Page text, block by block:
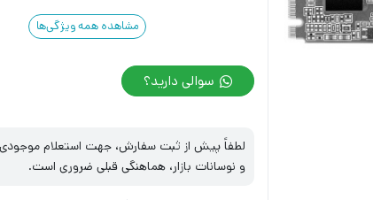
مشاهده همه ویژگی‌ها
سوالی دارید؟
لطفاً پیش از ثبت سفارش، جهت استعلام موجودی
و نوسانات بازار، هماهنگی قبلی ضروری است.